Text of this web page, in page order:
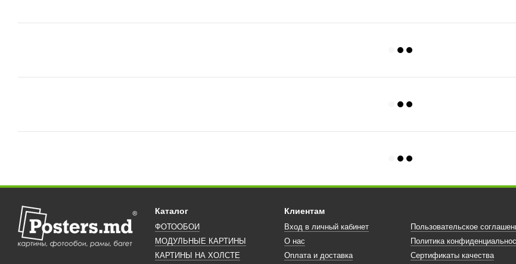
Каталог
ФОТООБОИ
МОДУЛЬНЫЕ КАРТИНЫ
КАРТИНЫ НА ХОЛСТЕ
Клиентам
Вход в личный кабинет
О нас
Оплата и доставка
Пользовательское
Политика
Сертификаты качества